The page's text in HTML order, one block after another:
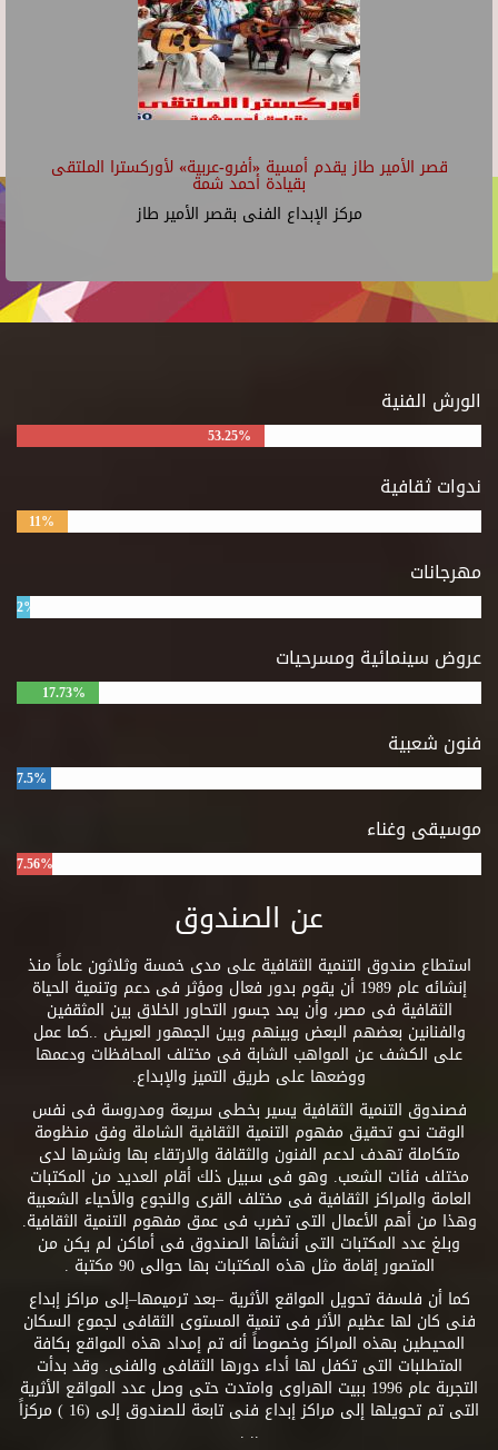
قصر الأمير طاز يقدم أمسية «أفرو-عربية» لأوركسترا الملتقى
بقيادة أحمد شمة
مركز الإبداع الفنى بقصر الأمير طاز
الورش الفنية
53.25%
ندوات ثقافية
11%
مهرجانات
2%
عروض سينمائية ومسرحيات
17.73%
فنون شعبية
7.5%
موسيقى وغناء
7.56%
عن الصندوق
استطاع صندوق التنمية الثقافية على مدى خمسة وثلاثون عاماً منذ
إنشائه عام 1989 أن يقوم بدور فعال ومؤثر فى دعم وتنمية الحياة
الثقافية فى مصر، وأن يمد جسور التحاور الخلاق بين المثقفين
والفنانين بعضهم البعض وبينهم وبين الجمهور العريض ..كما عمل
على الكشف عن المواهب الشابة فى مختلف المحافظات ودعمها
ووضعها على طريق التميز والإبداع.
فصندوق التنمية الثقافية يسير بخطى سريعة ومدروسة فى نفس
الوقت نحو تحقيق مفهوم التنمية الثقافية الشاملة وفق منظومة
متكاملة تهدف لدعم الفنون والثقافة والارتقاء بها ونشرها لدى
مختلف فئات الشعب. وهو فى سبيل ذلك أقام العديد من المكتبات
العامة والمراكز الثقافية فى مختلف القرى والنجوع والأحياء الشعبية
وهذا من أهم الأعمال التى تضرب فى عمق مفهوم التنمية الثقافية.
وبلغ عدد المكتبات التى أنشأها الصندوق فى أماكن لم يكن من
المتصور إقامة مثل هذه المكتبات بها حوالى 90 مكتبة .
كما أن فلسفة تحويل المواقع الأثرية –بعد ترميمها–إلى مراكز إبداع
فنى كان لها عظيم الأثر فى تنمية المستوى الثقافى لجموع السكان
المحيطين بهذه المراكز وخصوصاً أنه تم إمداد هذه المواقع بكافة
المتطلبات التى تكفل لها أداء دورها الثقافى والفنى. وقد بدأت
التجربة عام 1996 ببيت الهراوى وامتدت حتى وصل عدد المواقع الأثرية
التى تم تحويلها إلى مراكز إبداع فنى تابعة للصندوق إلى (16 ) مركزاً
.. .